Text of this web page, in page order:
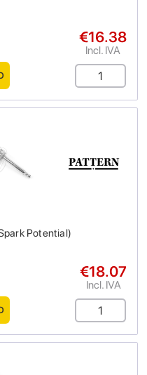
€16.38
Incl. IVA
Potential)
€18.07
Incl. IVA